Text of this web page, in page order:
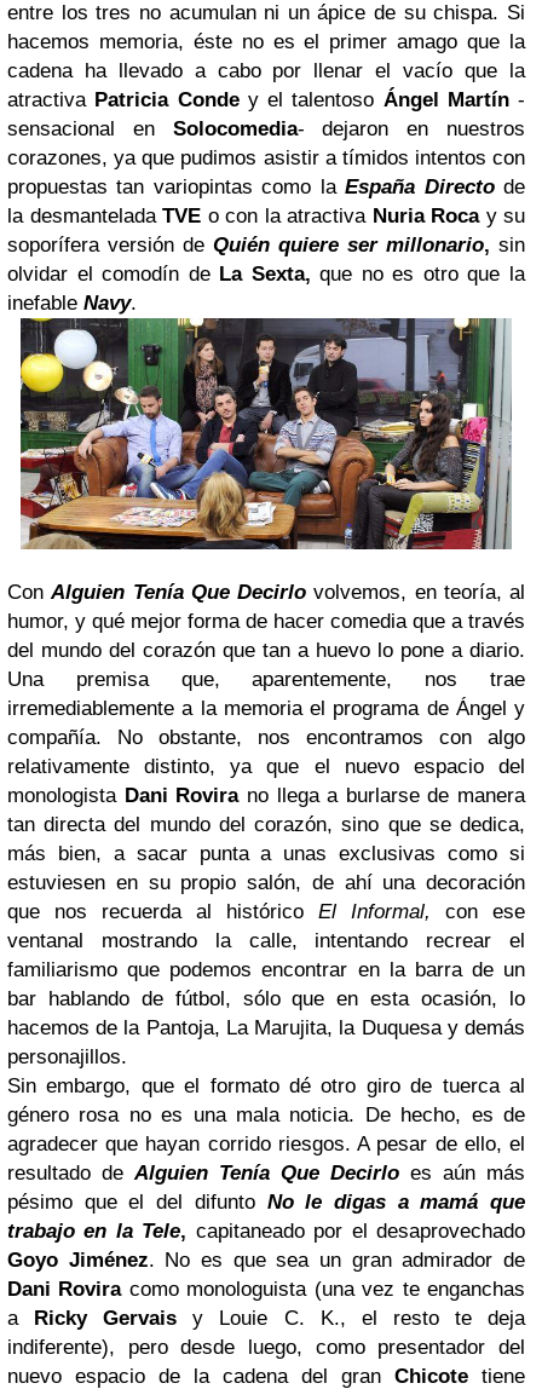
entre los tres no acumulan ni un ápice de su chispa. Si
hacemos memoria, éste no es el primer amago que la
cadena ha llevado a cabo por llenar el vacío que la
atractiva Patricia Condey el talentoso Ángel Martín-
sensacional en Solocomedia- dejaron en nuestros
corazones, ya que pudimos asistir a tímidos intentos con
propuestas tan variopintas como laEspaña Directode
la desmantelada TVE o con la atractiva Nuria Rocay su
soporífera versión de Quién quiere ser millonario, sin
olvidar el comodín de La Sexta, que no es otro que la
inefable Navy.
Con Alguien Tenía Que Decirlo volvemos, en teoría, al
humor, y qué mejor forma de hacer comedia que a través
del mundo del corazón que tan a huevo lo pone a diario.
Una premisa que, aparentemente, nos trae
irremediablemente a la memoria el programa de Ángel y
compañía. No obstante, nos encontramos con algo
relativamente distinto, ya que el nuevo espacio del
monologista Dani Rovirano llega a burlarse de manera
tan directa del mundo del corazón, sino que se dedica,
más bien, a sacar punta a unas exclusivas como si
estuviesen en su propio salón, de ahí una decoración
que nos recuerda al histórico El Informal,
con ese
ventanal mostrando la calle, intentando recrear el
familiarismo que podemos encontrar en la barra de un
bar hablando de fútbol, sólo que en esta ocasión, lo
hacemos de la Pantoja, La Marujita, la Duquesa y demás
personajillos.
Sin embargo, que el formato dé otro giro de tuerca al
género rosa no es una mala noticia. De hecho, es de
agradecer que hayan corrido riesgos. A pesar de ello, el
resultado de Alguien Tenía Que Decirlo es aún más
pésimo que el del difunto No le digas a mamá que
trabajo en la Tele, capitaneado por el desaprovechado
Goyo Jiménez. No es que sea un gran admirador de
Dani Rovira como monologuista (una vez te enganchas
a Ricky Gervais y Louie C. K., el resto te deja
indiferente), pero desde luego, como presentador del
nuevo espacio de la cadena del gran Chicote tiene